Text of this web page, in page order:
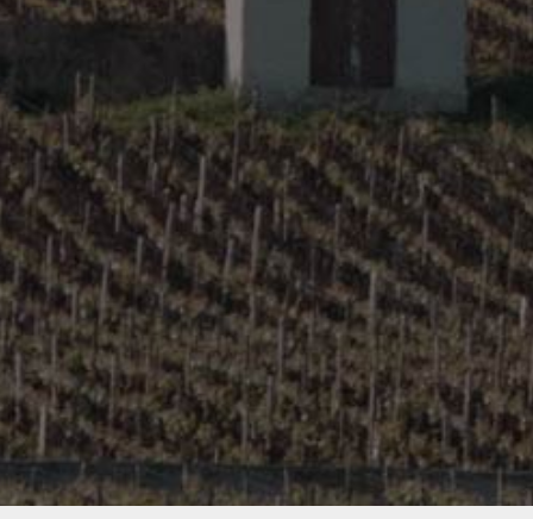
Burgundy – Côte Chalonnaise
© Copyright 2016 Direct Domaines Distribution |Mentions
Légales| Réalisation :Monogramme - L’abus d’alcool est
dangereux pour la santé, consommer avec modération.